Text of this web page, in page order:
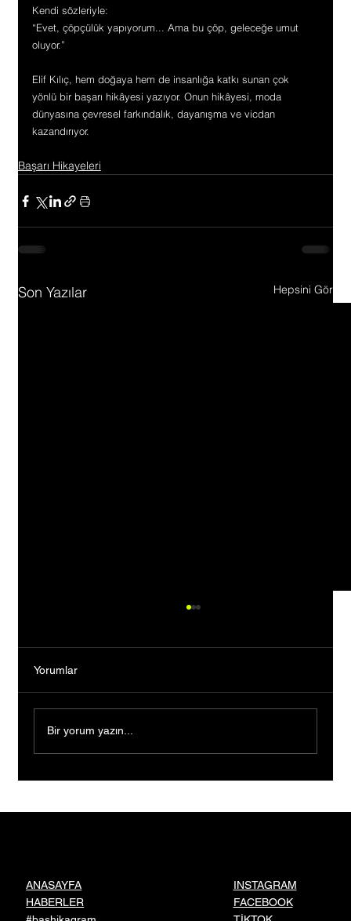
Kendi sözleriyle:
“Evet, çöpçülük yapıyorum... Ama bu çöp, geleceğe umut
oluyor.”
Elif Kılıç, hem doğaya hem de insanlığa katkı sunan çok
yönlü bir başarı hikâyesi yazıyor. Onun hikâyesi, moda
dünyasına çevresel farkındalık, dayanışma ve vicdan
kazandırıyor.
Başarı Hikayeleri
Son Yazılar Hepsini Gör
Yorumlar
Bir yorum yazın...
ANASAYFA
HABERLER
INSTAGRAM
FACEBOOK